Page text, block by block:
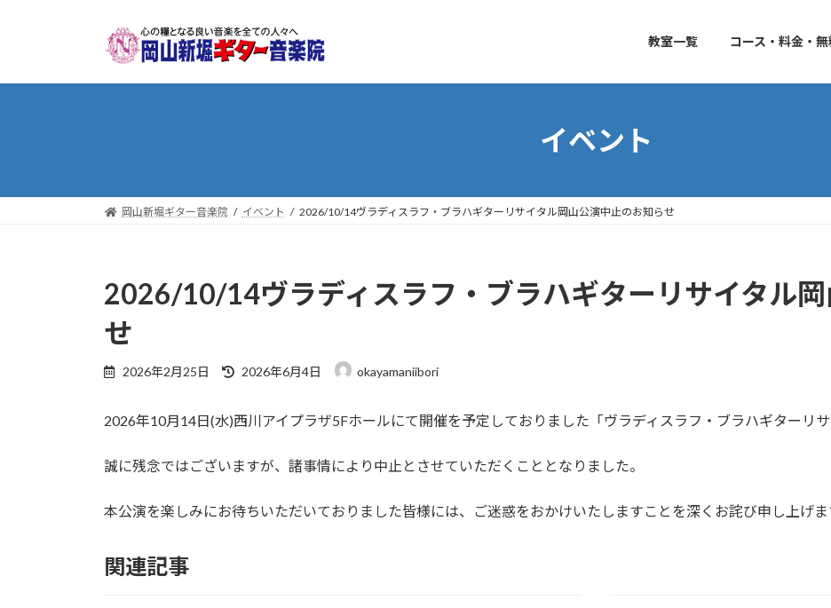
プ
動
教室一覧 コース・料金・
イベント
岡山新堀ギター音楽院 イベント 2026/10/14ヴラディスラフ・ブラハギターリサイタル岡山公演中止のお知らせ
2026/10/14ヴラディスラフ・ブラハギターリサイタル
せ
2026年2月25日
最
新
:
2026年6月4日 okayamaniibori
2026年10月14日(水)西川アイプラザ5Fホールにて開催を予定しておりました「ヴラディスラフ・ブラハギターリサ
誠に残念ではございますが、諸事情により中止とさせていただくこととなりました。
本公演を楽しみにお待ちいただいておりました皆様には、ご迷惑をおかけいたしますことを深くお詫び申し上げま
関連記事